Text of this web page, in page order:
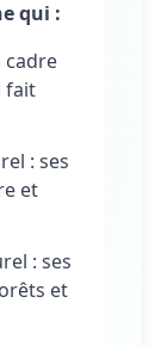
qui :
fait
: ses
et
: ses
et